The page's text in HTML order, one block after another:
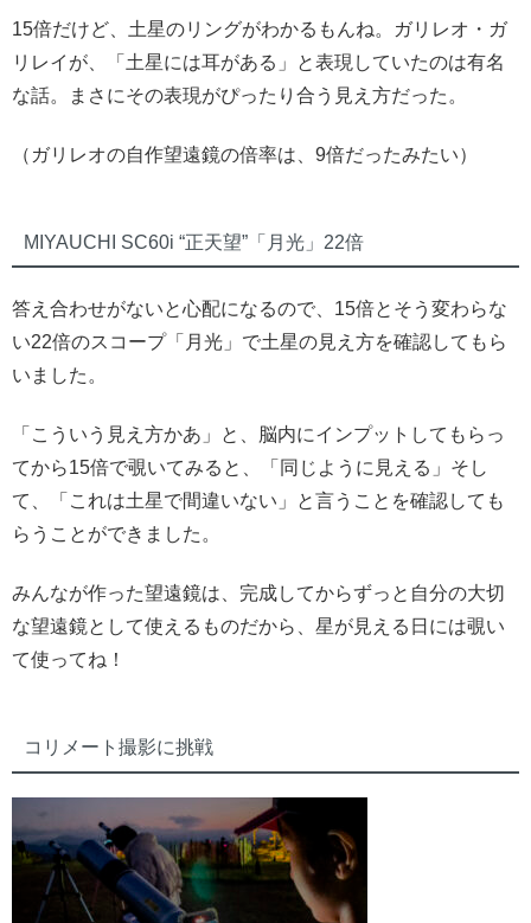
15倍だけど、土星のリングがわかるもんね。ガリレオ・ガ
リレイが、「土星には耳がある」と表現していたのは有名
な話。まさにその表現がぴったり合う見え方だった。
（ガリレオの自作望遠鏡の倍率は、9倍だったみたい）
MIYAUCHI SC60i “正天望”「月光」22倍
答え合わせがないと心配になるので、15倍とそう変わらな
い22倍のスコープ「月光」で土星の見え方を確認してもら
いました。
「こういう見え方かあ」と、脳内にインプットしてもらっ
てから15倍で覗いてみると、「同じように見える」そし
て、「これは土星で間違いない」と言うことを確認しても
らうことができました。
みんなが作った望遠鏡は、完成してからずっと自分の大切
な望遠鏡として使えるものだから、星が見える日には覗い
て使ってね！
コリメート撮影に挑戦